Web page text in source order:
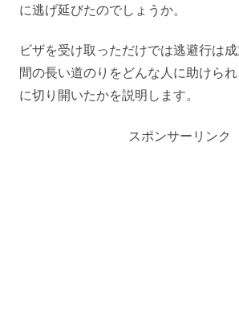
に逃げ延びたのでしょうか。
ビザを受け取っただけでは逃避行は
間の長い道のりをどんな人に助けら
に切り開いたかを説明します。
スポンサーリンク